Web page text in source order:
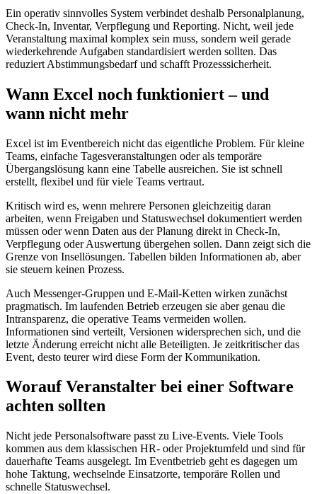
Ein operativ sinnvolles System verbindet deshalb Personalplanung,
Check-In, Inventar, Verpflegung und Reporting. Nicht, weil jede
Veranstaltung maximal komplex sein muss, sondern weil gerade
wiederkehrende Aufgaben standardisiert werden sollten. Das
reduziert Abstimmungsbedarf und schafft Prozesssicherheit.
Wann Excel noch funktioniert – und
wann nicht mehr
Excel ist im Eventbereich nicht das eigentliche Problem. Für kleine
Teams, einfache Tagesveranstaltungen oder als temporäre
Übergangslösung kann eine Tabelle ausreichen. Sie ist schnell
erstellt, flexibel und für viele Teams vertraut.
Kritisch wird es, wenn mehrere Personen gleichzeitig daran
arbeiten, wenn Freigaben und Statuswechsel dokumentiert werden
müssen oder wenn Daten aus der Planung direkt in Check-In,
Verpflegung oder Auswertung übergehen sollen. Dann zeigt sich die
Grenze von Insellösungen. Tabellen bilden Informationen ab, aber
sie steuern keinen Prozess.
Auch Messenger-Gruppen und E-Mail-Ketten wirken zunächst
pragmatisch. Im laufenden Betrieb erzeugen sie aber genau die
Intransparenz, die operative Teams vermeiden wollen.
Informationen sind verteilt, Versionen widersprechen sich, und die
letzte Änderung erreicht nicht alle Beteiligten. Je zeitkritischer das
Event, desto teurer wird diese Form der Kommunikation.
Worauf Veranstalter bei einer Software
achten sollten
Nicht jede Personalsoftware passt zu Live-Events. Viele Tools
kommen aus dem klassischen HR- oder Projektumfeld und sind für
dauerhafte Teams ausgelegt. Im Eventbetrieb geht es dagegen um
hohe Taktung, wechselnde Einsatzorte, temporäre Rollen und
schnelle Statuswechsel.